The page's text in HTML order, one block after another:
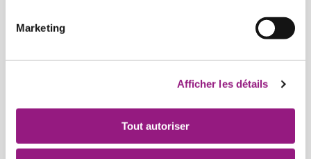
Marketing
Afficher les détails
Tout autoriser